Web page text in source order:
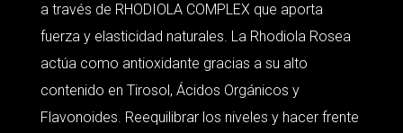
a través de RHODIOLA COMPLEX que aporta
fuerza y elasticidad naturales. La Rhodiola Rosea
actúa como antioxidante gracias a su alto
contenido en Tirosol, Ácidos Orgánicos y
Flavonoides. Reequilibrar los niveles y hacer frente